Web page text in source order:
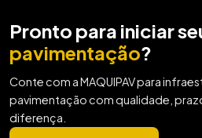
Pronto para iniciar
pavimentação?
Conte com a MAQUIPAV para
pavimentação com qualidade,
diferença.